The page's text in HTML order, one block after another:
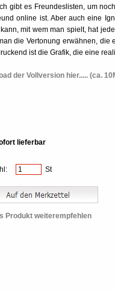
gibt es Freundeslisten, um
online ist. Aber auch eine
mit wem man spielt, hat
die Vertonung erwähnen, die
ist die Grafik, die eine
der Vollversion hier..... (ca.
lieferbar
St
Produkt weiterempfehlen